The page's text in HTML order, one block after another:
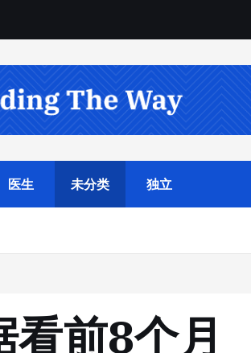
医生 未分类 独立
前8个月